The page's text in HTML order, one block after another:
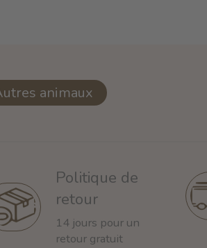
animaux
Politique de
retour
14 jours pour un
retour gratuit